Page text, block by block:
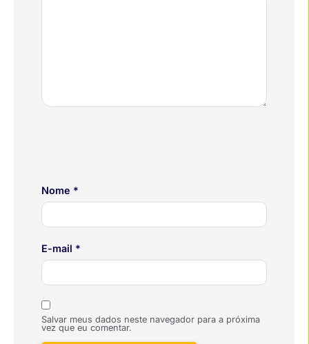
Nome *
E-mail *
Salvar meus dados neste navegador para a próxima
vez que eu comentar.